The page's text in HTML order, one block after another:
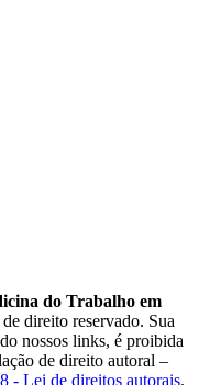
do Trabalho em
direito reservado. Sua
nossos links, é proibida
de direito autoral –
- Lei de direitos autorais.